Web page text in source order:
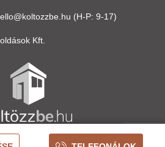
(H-P: 9-17)
Kft.